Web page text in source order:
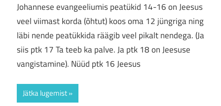
Johannese evangeeliumis peatükid 14-16 on Jeesus
veel viimast korda (õhtut) koos oma 12 jüngriga ning
läbi nende peatükkida räägib veel pikalt nendega. (Ja
siis ptk 17 Ta teeb ka palve. Ja ptk 18 on Jeesuse
vangistamine). Nüüd ptk 16 Jeesus
Jätka lugemist